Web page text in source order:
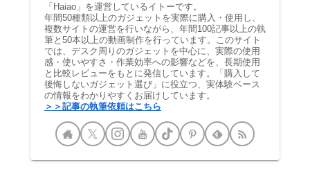
「Haiao」を運営しているイトーです。
年間50種類以上のガジェットを実際に購入・使用し、
複数サイトの運営を行いながら、年間100記事以上の執
筆と50本以上の動画制作を行っています。このサイト
では、デスク周りのガジェットを中心に、実際の使用
感・使いやすさ・作業効率への影響などを、長期使用
と比較レビューをもとに発信しています。「購入して
後悔しないガジェット選び」に役立つ、実体験ベース
の情報をわかりやすくお届けしています。
＞＞記事の執筆依頼はこちら